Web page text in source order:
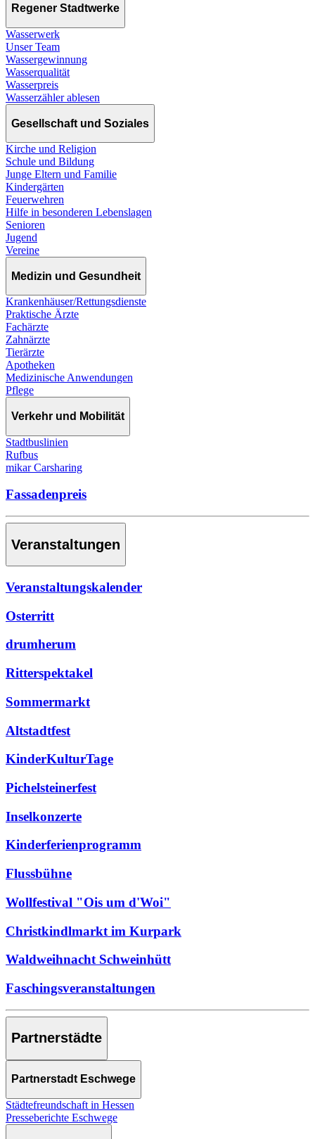
Regener Stadtwerke
Wasserwerk
Unser Team
Wassergewinnung
Wasserqualität
Wasserpreis
Wasserzähler ablesen
Gesellschaft und Soziales
Kirche und Religion
Schule und Bildung
Junge Eltern und Familie
Kindergärten
Feuerwehren
Hilfe in besonderen Lebenslagen
Senioren
Jugend
Vereine
Medizin und Gesundheit
Krankenhäuser/Rettungsdienste
Praktische Ärzte
Fachärzte
Zahnärzte
Tierärzte
Apotheken
Medizinische Anwendungen
Pflege
Verkehr und Mobilität
Stadtbuslinien
Rufbus
mikar Carsharing
Fassadenpreis
Veranstaltungen
Veranstaltungskalender
Osterritt
drumherum
Ritterspektakel
Sommermarkt
Altstadtfest
KinderKulturTage
Pichelsteinerfest
Inselkonzerte
Kinderferienprogramm
Flussbühne
Wollfestival "Ois um d'Woi"
Christkindlmarkt im Kurpark
Waldweihnacht Schweinhütt
Faschingsveranstaltungen
Partnerstädte
Partnerstadt Eschwege
Städtefreundschaft in Hessen
Presseberichte Eschwege